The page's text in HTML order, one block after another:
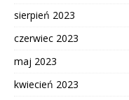
sierpień 2023
czerwiec 2023
maj 2023
kwiecień 2023